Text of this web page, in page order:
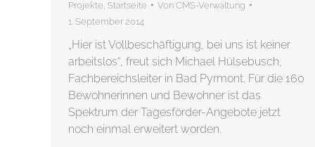
Projekte Startseite Von CMS-Verwaltung
1. September 2014
„Hier ist Vollbeschäftigung, bei uns ist keiner
arbeitslos“, freut sich Michael Hülsebusch,
Fachbereichsleiter in Bad Pyrmont. Für die 160
Bewohnerinnen und Bewohner ist das
Spektrum der Tagesförder-Angebote jetzt
noch einmal erweitert worden.